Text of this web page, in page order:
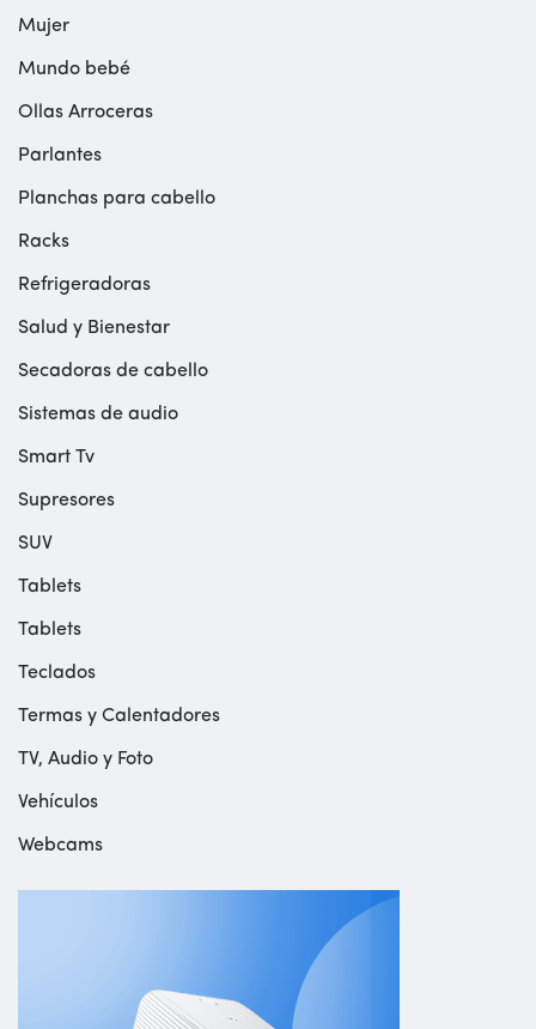
Mujer
Mundo bebé
Ollas Arroceras
Parlantes
Planchas para cabello
Racks
Refrigeradoras
Salud y Bienestar
Secadoras de cabello
Sistemas de audio
Smart Tv
Supresores
SUV
Tablets
Tablets
Teclados
Termas y Calentadores
TV, Audio y Foto
Vehículos
Webcams